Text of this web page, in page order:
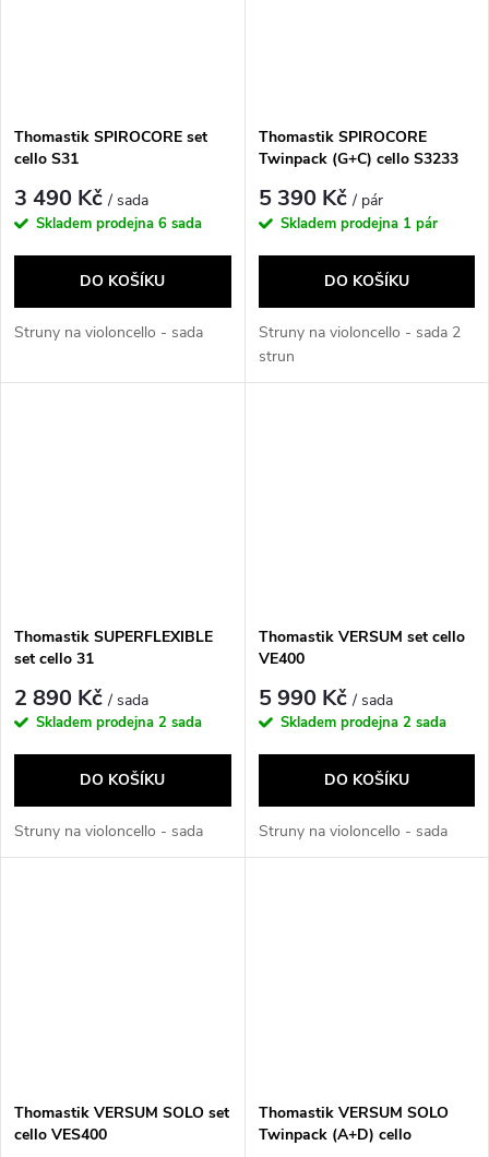
Thomastik SPIROCORE set
cello S31
3 490 Kč/ sada
Skladem prodejna 6 sada
DO KOŠÍKU
Struny na violoncello - sada
Thomastik SPIROCORE
Twinpack (G+C) cello S3233
5 390 Kč/ pár
Skladem prodejna 1 pár
DO KOŠÍKU
Struny na violoncello - sada 2
strun
Thomastik SUPERFLEXIBLE
set cello 31
2 890 Kč/ sada
Skladem prodejna 2 sada
DO KOŠÍKU
Struny na violoncello - sada
Thomastik VERSUM set cello
VE400
5 990 Kč/ sada
Skladem prodejna 2 sada
DO KOŠÍKU
Struny na violoncello - sada
Thomastik VERSUM SOLO set
cello VES400
Thomastik VERSUM SOLO
Twinpack (A+D) cello